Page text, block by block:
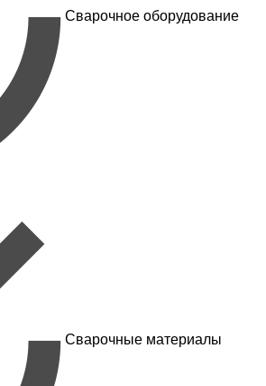
Сварочное оборудование
Сварочные материалы